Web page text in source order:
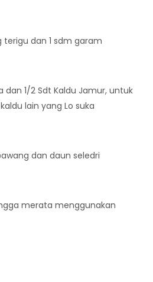
terigu dan 1 sdm garam
dan 1/2 Sdt Kaldu Jamur, untuk
lain yang Lo suka
dan daun seledri
merata menggunakan